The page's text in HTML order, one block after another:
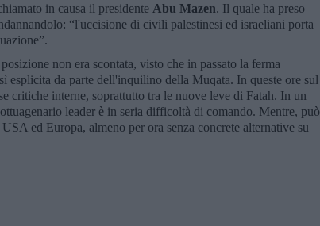
in causa il presidente Abu Mazen. Il quale ha preso
“l'uccisione di civili palestinesi ed israeliani porta
non era scontata, visto che in passato la ferma
esplicita da parte dell'inquilino della Muqata. In queste ore sul
critiche interne, soprattutto tra le nuove leve di Fatah. In un
leader è in seria difficoltà di comando. Mentre, può
ed Europa, almeno per ora senza concrete alternative su